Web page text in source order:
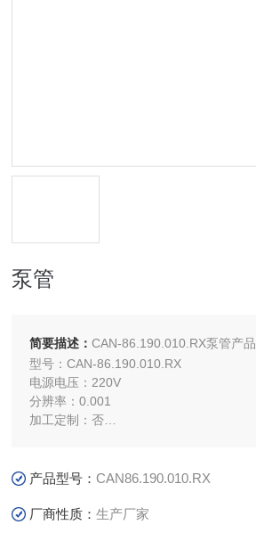
泵管
简要描述：CAN-86.190.010.RX泵管产品
型号：CAN-86.190.010.RX
电源电压：220V
分辨率：0.001
加工定制：否
产品型号：CAN86.190.010.RX
厂商性质：生产厂家